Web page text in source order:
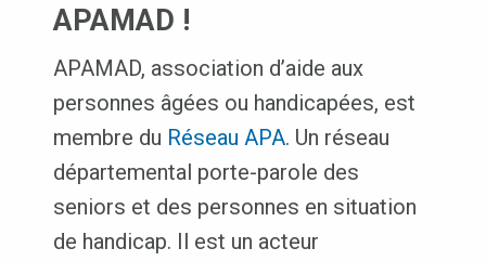
APAMAD !
APAMAD, association d’aide aux
personnes âgées ou handicapées, est
membre du Réseau APA. Un réseau
départemental porte-parole des
seniors et des personnes en situation
de handicap. Il est un acteur